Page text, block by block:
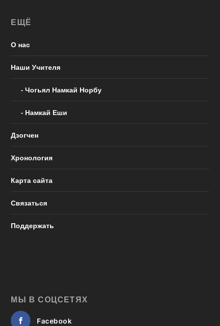
ЕЩЁ
О нас
Наши Учителя
Чогьял Намкай Норбу
Намкай Еши
Дзогчен
Хронология
Карта сайта
Связаться
Поддержать
МЫ В СОЦСЕТЯХ
Facebook